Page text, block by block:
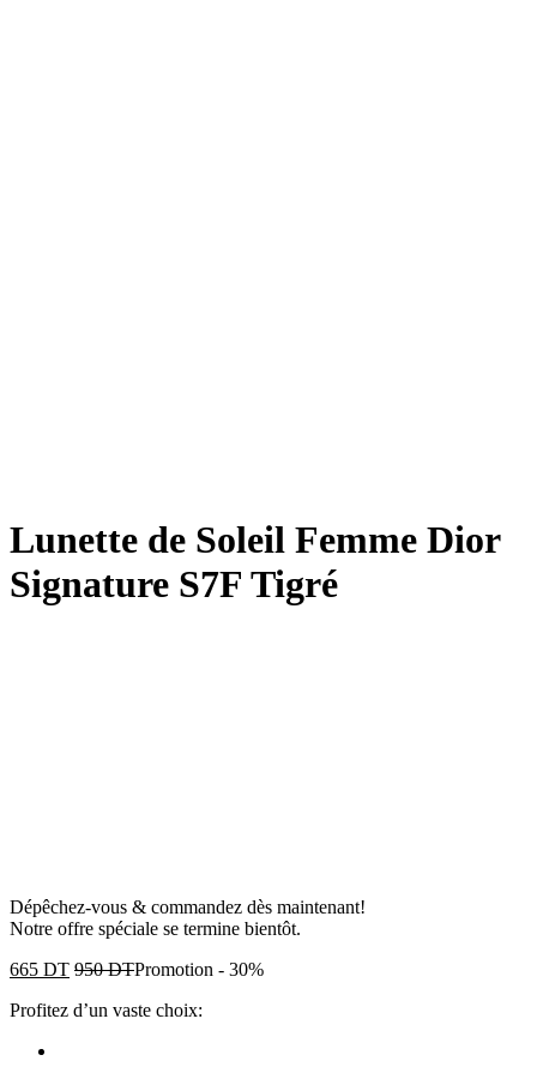
Lunette de Soleil Femme Dior
Signature S7F Tigré
Dépêchez-vous & commandez dès maintenant!
Notre offre spéciale se termine bientôt.
665 DT 950DTPromotion - 30%
Profitez d’un vaste choix: